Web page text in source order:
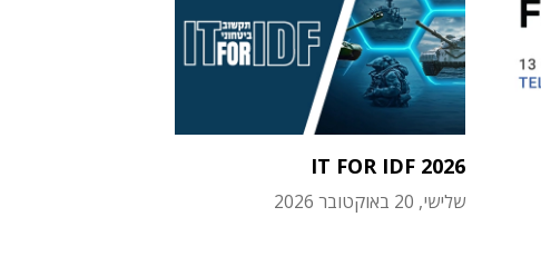
IT FOR IDF 2026
שלישי, 20 באוקטובר 2026